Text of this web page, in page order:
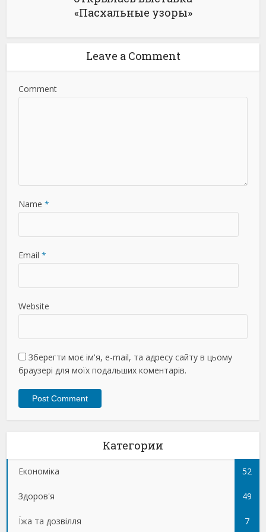
«Пасхальные узоры»
Leave a Comment
Comment
Name *
Email *
Website
Зберегти моє ім'я, e-mail, та адресу сайту в цьому
браузері для моїх подальших коментарів.
Категории
Економіка 52
Здоров'я 49
Їжа та дозвілля 7